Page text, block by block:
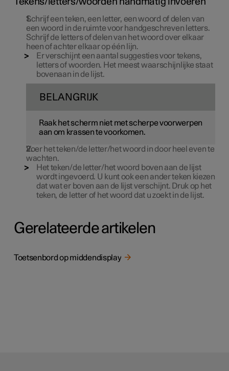
Schrijf een teken, een letter, een woord of delen van
een woord in de ruimte voor handgeschreven letters.
Schrijf de letters of delen van het woord over elkaar
heen of achter elkaar op één lijn.
Er verschijnt een aantal suggesties voor tekens,
letters of woorden. Het meest waarschijnlijke staat
bovenaan in de lijst.
BELANGRIJK
Raak het scherm niet met scherpe voorwerpen
aan om krassen te voorkomen.
Voer het teken/de letter/het woord in door heel even te
wachten.
Het teken/de letter/het woord boven aan de lijst
wordt ingevoerd. U kunt ook een ander teken kiezen
dat wat er boven aan de lijst verschijnt. Druk op het
teken, de letter of het woord dat u zoekt in de lijst.
Gerelateerde artikelen
Toetsenbord op middendisplay